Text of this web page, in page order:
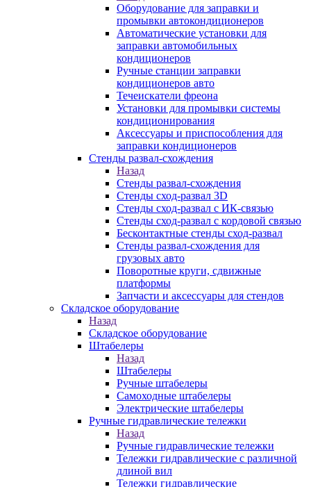
Оборудование для заправки и
промывки автокондиционеров
Автоматические установки для
заправки автомобильных
кондиционеров
Ручные станции заправки
кондиционеров авто
Течеискатели фреона
Установки для промывки системы
кондиционирования
Аксессуары и приспособления для
заправки кондиционеров
Стенды развал-схождения
Назад
Стенды развал-схождения
Стенды сход-развал 3D
Стенды сход-развал с ИК-связью
Стенды сход-развал с кордовой связью
Бесконтактные стенды сход-развал
Стенды развал-схождения для
грузовых авто
Поворотные круги, сдвижные
платформы
Запчасти и аксессуары для стендов
Складское оборудование
Назад
Складское оборудование
Штабелеры
Назад
Штабелеры
Ручные штабелеры
Самоходные штабелеры
Электрические штабелеры
Ручные гидравлические тележки
Назад
Ручные гидравлические тележки
Тележки гидравлические с различной
длиной вил
Тележки гидравлические